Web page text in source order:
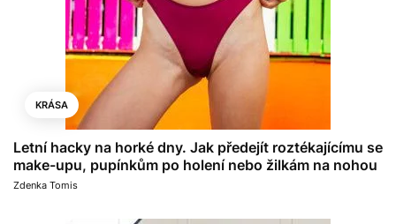
KRÁSA
Letní hacky na horké dny. Jak předejít roztékajícímu se
make-upu, pupínkům po holení nebo žilkám na nohou
Zdenka Tomis